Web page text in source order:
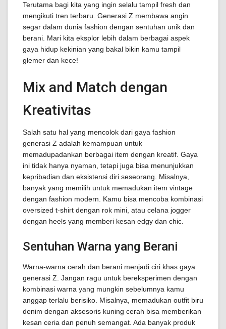
Terutama bagi kita yang ingin selalu tampil fresh dan
mengikuti tren terbaru. Generasi Z membawa angin
segar dalam dunia fashion dengan sentuhan unik dan
berani. Mari kita eksplor lebih dalam berbagai aspek
gaya hidup kekinian yang bakal bikin kamu tampil
glemer dan kece!
Mix and Match dengan
Kreativitas
Salah satu hal yang mencolok dari gaya fashion
generasi Z adalah kemampuan untuk
memadupadankan berbagai item dengan kreatif. Gaya
ini tidak hanya nyaman, tetapi juga bisa menunjukkan
kepribadian dan eksistensi diri seseorang. Misalnya,
banyak yang memilih untuk memadukan item vintage
dengan fashion modern. Kamu bisa mencoba kombinasi
oversized t-shirt dengan rok mini, atau celana jogger
dengan heels yang memberi kesan edgy dan chic.
Sentuhan Warna yang Berani
Warna-warna cerah dan berani menjadi ciri khas gaya
generasi Z. Jangan ragu untuk bereksperimen dengan
kombinasi warna yang mungkin sebelumnya kamu
anggap terlalu berisiko. Misalnya, memadukan outfit biru
denim dengan aksesoris kuning cerah bisa memberikan
kesan ceria dan penuh semangat. Ada banyak produk